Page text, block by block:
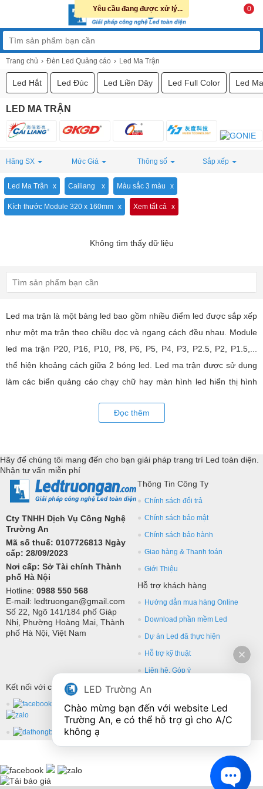
0
Trang chủ Đèn Led Quảng cáo Led Ma Trận
Led Hắt Led Đúc Led Liền Dây Led Full Color Led
LED MA TRẬN
Hãng SX Mức Giá Thông số Sắp xếp
Led Ma Trận Cailiang Màu sắc 3 màu
Kích thước Module 320 x 160mm Xem tất cả
Không tìm thấy dữ liệu
Led ma trận là một bảng led bao gồm nhiều điểm led được sắp xếp
như một ma trận theo chiều dọc và ngang cách đều nhau. Module
led ma trận P20, P16, P10, P8, P6, P5, P4, P3, P2.5, P2, P1.5,...
thể hiện khoảng cách giữa 2 bóng led. Led ma trận được sử dụng
làm các biển quảng cáo chạy chữ hay màn hình led hiển thị hình
nhiều lĩnh vực của cuộc sống. LED Trường An cung cấp tất cả các
YRL,...Tư vấn giả pháp, hỗ trợ kỹ thuật chuyên sâu cho các
ứng dụng trang trí led.
Đọc thêm
Hãy để chúng tôi mang đến cho bạn giải pháp trang trí Led toàn diện.
Nhận tư vấn miễn phí
Cty TNHH Dịch Vụ Công Nghệ
Trường An
Mã số thuế: 0107726813 Ngày
cấp: 28/09/2023
Nơi cấp: Sở Tài chính Thành
phố Hà Nội
Hotline: 0988 550 568
E-mail: ledtruongan@gmail.com
Số 22, Ngõ 141/184 phố Giáp
Nhị, Phường Hoàng Mai, Thành
phố Hà Nội, Việt Nam
Thông Tin Công Ty
Chính sách đổi trả
Chính sách bảo mật
Chính sách bảo hành
Giao hàng & Thanh toán
Giới Thiệu
Hỗ trợ khách hàng
Hướng dẫn mua hàng Online
Download phần mềm Led
Dự án Led đã thực hiện
Hỗ trợ kỹ thuật
Liên hệ, Góp ý
Kết nối với chúng tôi
Yêu cầu đang được xử lý...
LED Trường An
Chào mừng bạn đến với website Led
Trường An, e có thể hỗ trợ gì cho A/C
không ạ